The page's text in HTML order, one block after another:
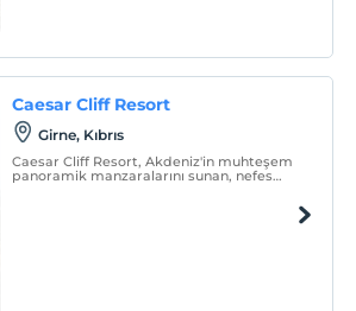
Caesar Cliff Resort
Girne, Kıbrıs
Caesar Cliff Resort, Akdeniz'in muhteşem
panoramik manzaralarını sunan, nefes